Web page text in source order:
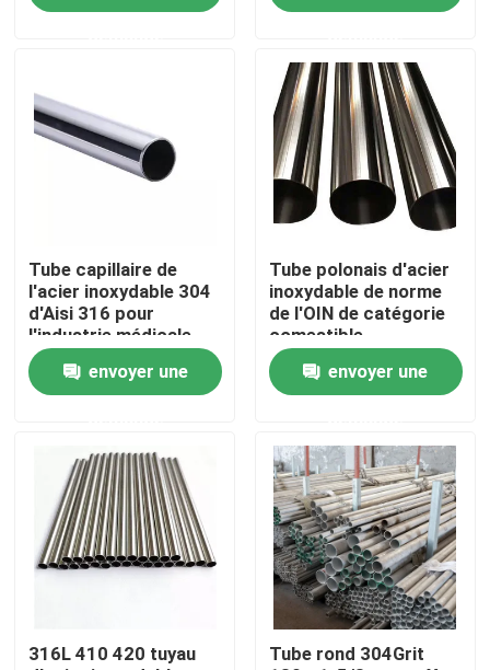
A propos de nous
Contacts
tube rond d'acier inoxydable
feuille inoxydable de plaque d'acier
Bobine d'acier inoxydable
Tube carré de solides solubles
Tuyau d'acier inoxydable sans couture
bande d'acier inoxydable
Tube capillaire de
l'acier inoxydable 304
d'Aisi 316 pour
l'industrie médicale
adaptée aux besoins
du clientenvoyer une
Tube polonais d'acier
inoxydable de norme
de l'OIN de catégorie
comestible
envoyer une
316L 410 420 tuyau
Tube rond 304Grit